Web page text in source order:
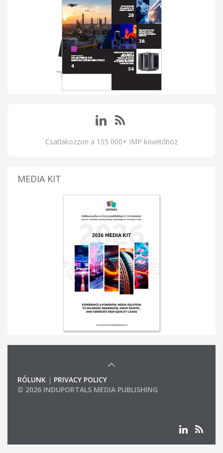
Csatlakozzon a 155 000+ IMP követőhöz
MEDIA KIT
RÓLUNK | PRIVACY POLICY
© 2026 INDUPORTALS MEDIA PUBLISHING